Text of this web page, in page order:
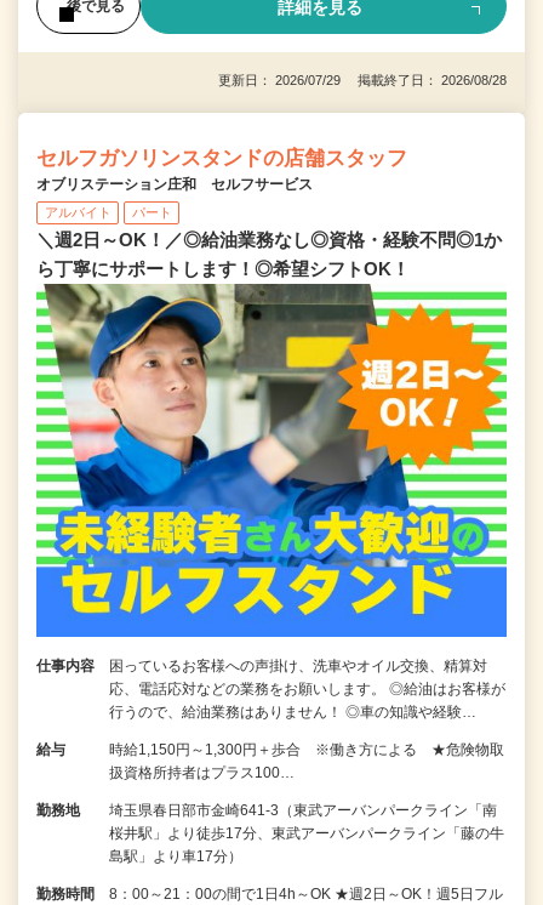
後で見る 詳細を見る
更新日： 2026/07/29 掲載終了日： 2026/08/28
セルフガソリンスタンドの店舗スタッフ
オブリステーション庄和 セルフサービス
アルバイト パート
＼週2日～OK！／◎給油業務なし◎資格・経験不問◎1か
ら丁寧にサポートします！◎希望シフトOK！
仕事内容
困っているお客様への声掛け、洗車やオイル交換、精算対
応、電話応対などの業務をお願いします。 ◎給油はお客様が
行うので、給油業務はありません！ ◎車の知識や経験…
給与
時給1,150円～1,300円＋歩合 ※働き方による ★危険物取
扱資格所持者はプラス100…
勤務地
埼玉県春日部市金崎641-3（東武アーバンパークライン「南
桜井駅」より徒歩17分、東武アーバンパークライン「藤の牛
島駅」より車17分）
勤務時間
8：00～21：00の間で1日4h～OK ★週2日～OK！週5日フル